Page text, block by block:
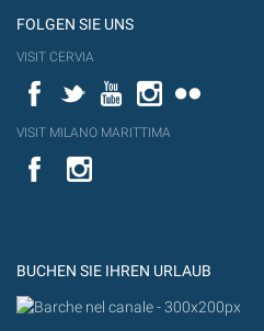
FOLGEN SIE UNS
VISIT CERVIA
FacebookTwitterYouTubeInstagram
VISIT MILANO MARITTIMA
YouTube
BUCHEN SIE IHREN URLAUB